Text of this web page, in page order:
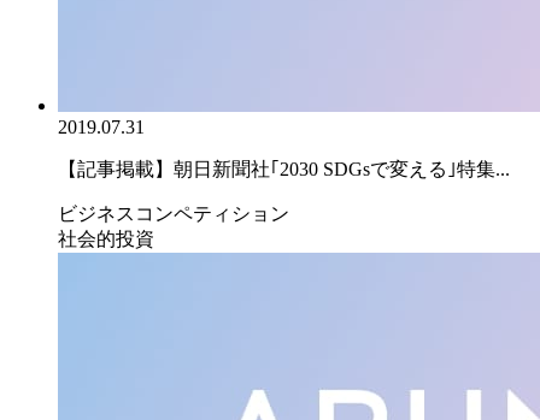
2019.07.31
【記事掲載】朝日新聞社｢2030 SDGsで変える｣特集...
ビジネスコンペティション
社会的投資